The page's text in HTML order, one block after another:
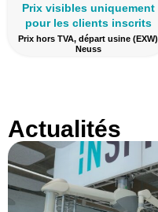
Prix visibles uniquement
pour les clients inscrits
Prix hors TVA, départ usine (EXW)
Neuss
Actualités